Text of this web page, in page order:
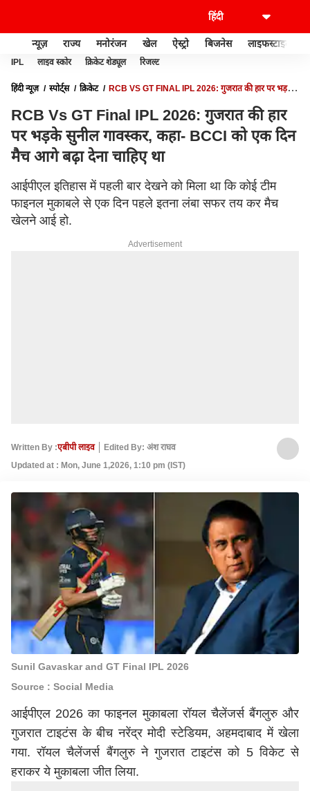
न्यूज़ राज्य मनोरंजन खेल ऐस्ट्रो बिजनेस लाइफस्टाइल
IPL लाइव स्कोर क्रिकेट शेड्यूल रिजल्ट
हिंदी न्यूज़ स्पोर्ट्स क्रिकेट
RCB VS GT FINAL IPL 2026: गुजरात की हार पर भड़के
RCB Vs GT Final IPL 2026: गुजरात की हार
पर भड़के सुनील गावस्कर, कहा- BCCI को एक दिन
मैच आगे बढ़ा देना चाहिए था
आईपीएल इतिहास में पहली बार देखने को मिला था कि कोई टीम
फाइनल मुकाबले से एक दिन पहले इतना लंबा सफर तय कर मैच
खेलने आई हो.
Advertisement
Written By :एबीपी लाइव
Edited By: अंश राघव
Updated at : Mon, June 1,2026, 1:10 pm (IST)
Sunil Gavaskar and GT Final IPL 2026
Source : Social Media
आईपीएल 2026 का फाइनल मुकाबला रॉयल चैलेंजर्स बैंगलुरु और
गुजरात टाइटंस के बीचनरेंद्र मोदीस्टेडियम, अहमदाबाद में खेला
गया. रॉयल चैलेंजर्स बैंगलुरु ने गुजरात टाइटंस को 5 विकेट से
हराकर ये मुकाबला जीत लिया.